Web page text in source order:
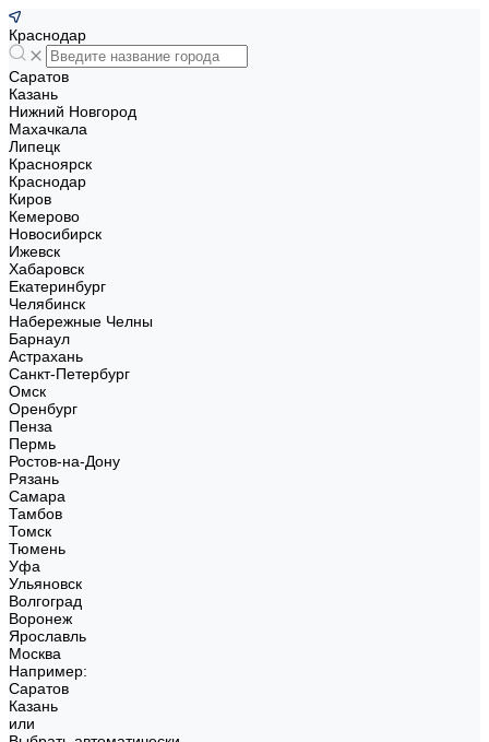
Краснодар
Саратов
Казань
Нижний Новгород
Махачкала
Липецк
Красноярск
Краснодар
Киров
Кемерово
Новосибирск
Ижевск
Хабаровск
Екатеринбург
Челябинск
Набережные Челны
Барнаул
Астрахань
Санкт-Петербург
Омск
Оренбург
Пенза
Пермь
Ростов-на-Дону
Рязань
Самара
Тамбов
Томск
Тюмень
Уфа
Ульяновск
Волгоград
Воронеж
Ярославль
Москва
Например:
Саратов
Казань
или